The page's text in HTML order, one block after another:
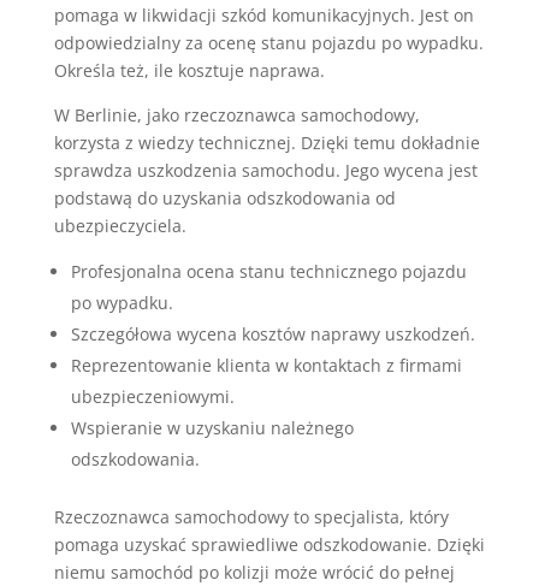
pomaga w likwidacji szkód komunikacyjnych. Jest on
odpowiedzialny za ocenę stanu pojazdu po wypadku.
Określa też, ile kosztuje naprawa.
W Berlinie, jako rzeczoznawca samochodowy,
korzysta z wiedzy technicznej. Dzięki temu dokładnie
sprawdza uszkodzenia samochodu. Jego wycena jest
podstawą do uzyskania odszkodowania od
ubezpieczyciela.
Profesjonalna ocena stanu technicznego pojazdu
po wypadku.
Szczegółowa wycena kosztów naprawy uszkodzeń.
Reprezentowanie klienta w kontaktach z firmami
ubezpieczeniowymi.
Wspieranie w uzyskaniu należnego
odszkodowania.
Rzeczoznawca samochodowy to specjalista, który
pomaga uzyskać sprawiedliwe odszkodowanie. Dzięki
niemu samochód po kolizji może wrócić do pełnej